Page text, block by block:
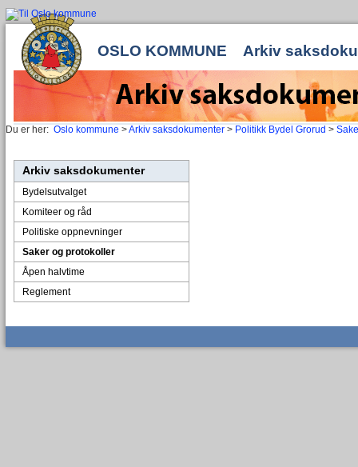
OSLO KOMMUNE Arkiv
Du er her: Oslo kommune >Arkiv saksdokumenter > Politikk Bydel Grorud >
Arkiv saksdokumenter
Bydelsutvalget
Komiteer og råd
Politiske oppnevninger
Saker og protokoller
Åpen halvtime
Reglement